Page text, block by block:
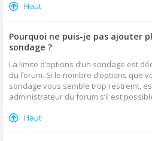
Haut
Pourquoi ne puis-je pas ajouter
sondage ?
La limite d’options d’un sondage est
du forum. Si le nombre d’options que
sondage vous semble trop restreint,
administrateur du forum s’il est
Haut